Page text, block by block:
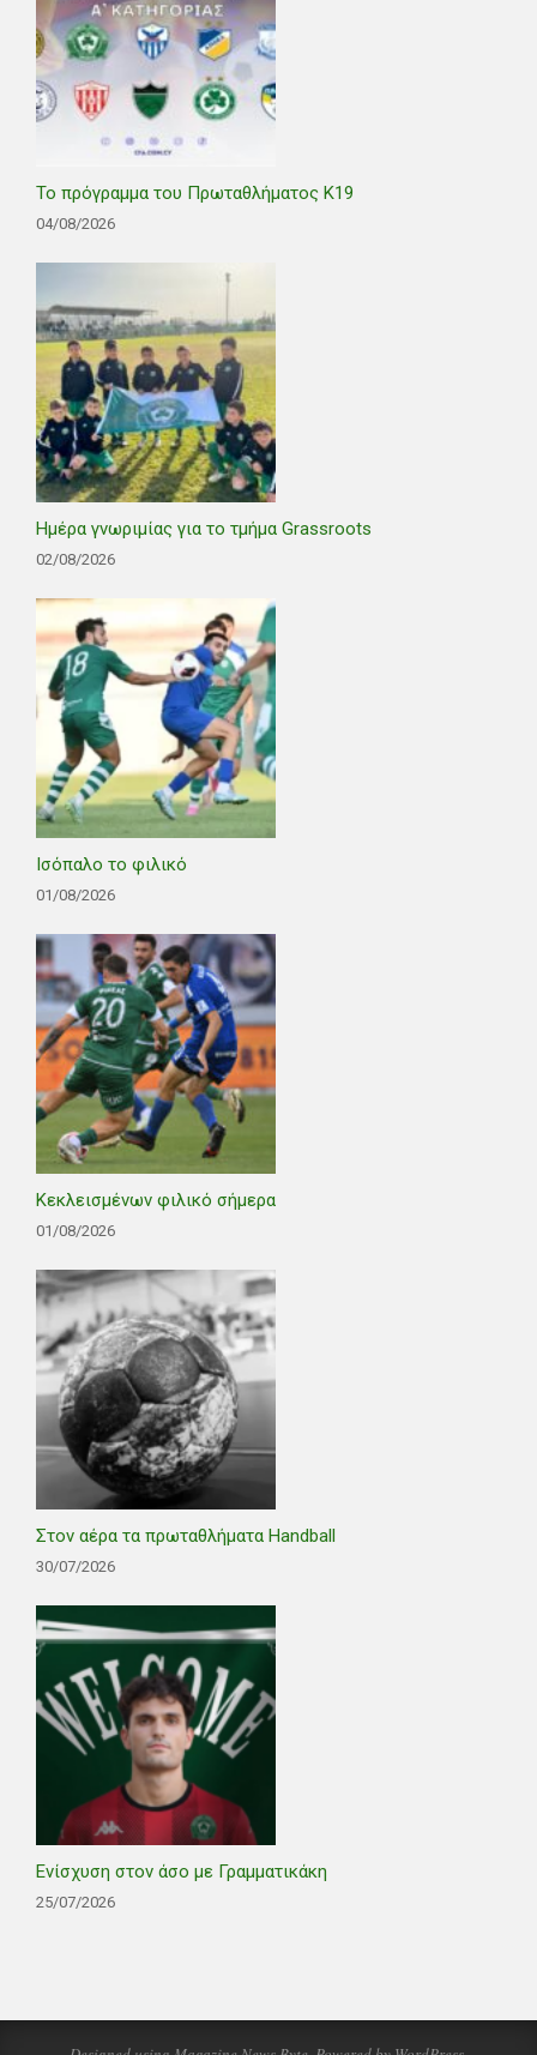
Το πρόγραμμα του Πρωταθλήματος Κ19
04/08/2026
Ημέρα γνωριμίας για το τμήμα Grassroots
02/08/2026
Ισόπαλο το φιλικό
01/08/2026
Κεκλεισμένων φιλικό σήμερα
01/08/2026
Στον αέρα τα πρωταθλήματα Handball
30/07/2026
Ενίσχυση στον άσο με Γραμματικάκη
25/07/2026